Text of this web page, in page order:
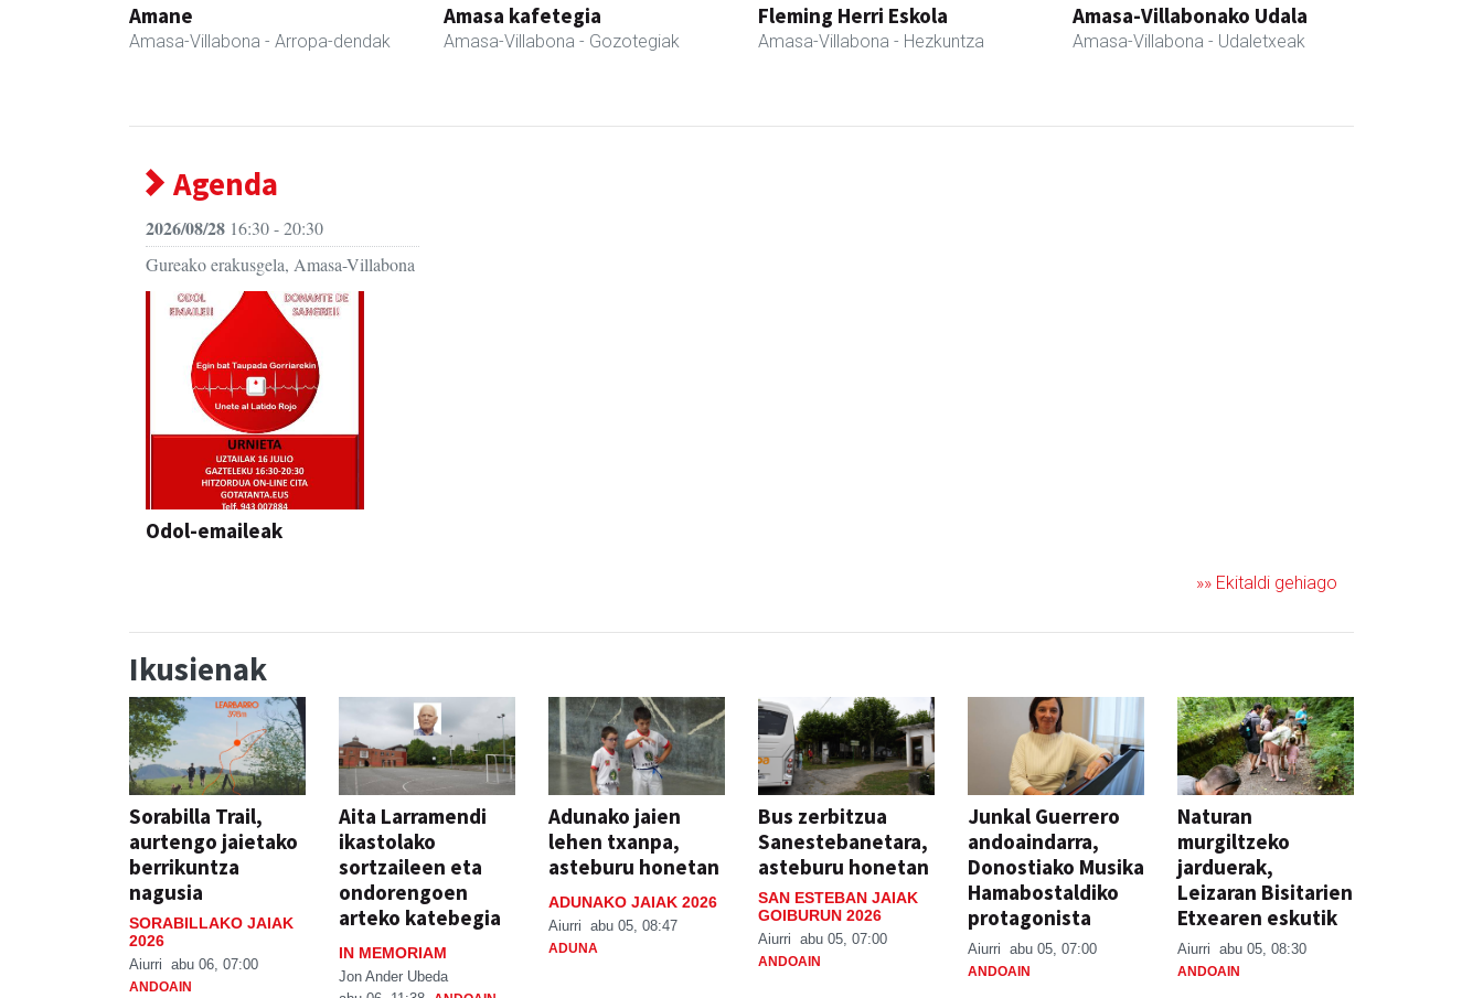
Amane
Amasa-Villabona - Arropa-dendak
Amasa kafetegia
Amasa-Villabona - Gozotegiak
Fleming Herri Eskola
Amasa-Villabona - Hezkuntza
Amasa-Villabonako Udala
Amasa-Villabona - Udaletxeak
Agenda
2026/08/28 16:30 - 20:30
Gureako erakusgela, Amasa-Villabona
Odol-emaileak
»» Ekitaldi gehiago
Ikusienak
Sorabilla Trail,
aurtengo jaietako
berrikuntza
nagusia
SORABILLAKO JAIAK
2026
Aiurri abu 06, 07:00
ANDOAIN
Aita Larramendi
ikastolako
sortzaileen eta
ondorengoen
arteko katebegia
IN MEMORIAM
Jon Ander Ubeda
Adunako jaien
lehen txanpa,
asteburu honetan
ADUNAKO JAIAK 2026
Aiurri abu 05, 08:47
ADUNA
Bus zerbitzua
Sanestebanetara,
asteburu honetan
SAN ESTEBAN JAIAK
GOIBURUN 2026
Aiurri abu 05, 07:00
ANDOAIN
Junkal Guerrero
andoaindarra,
Donostiako Musika
Hamabostaldiko
protagonista
Aiurri abu 05, 07:00
ANDOAIN
Naturan
murgiltzeko
jarduerak,
Leizaran Bisitarien
Etxearen eskutik
Aiurri abu 05, 08:30
ANDOAIN